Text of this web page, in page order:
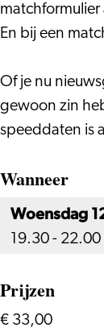
En bij een
Of je nu
gewoon zin
speeddaten is
Wanneer
Woensdag
19.30 - 22.00
Prijzen
€ 33,00